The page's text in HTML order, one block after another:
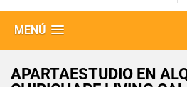
MENÚ
APARTAESTUDIO EN